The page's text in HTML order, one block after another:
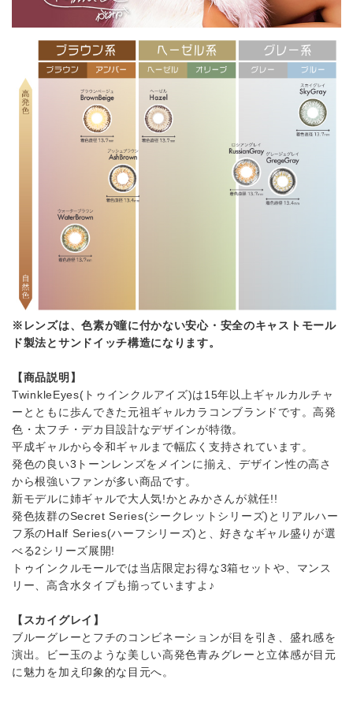
※レンズは、色素が瞳に付かない安心・安全のキャストモール
ド製法とサンドイッチ構造になります。
【商品説明】
TwinkleEyes(トゥインクルアイズ)は15年以上ギャルカルチャ
ーとともに歩んできた元祖ギャルカラコンブランドです。高発
色・太フチ・デカ目設計なデザインが特徴。
平成ギャルから令和ギャルまで幅広く支持されています。
発色の良い3トーンレンズをメインに揃え、デザイン性の高さ
から根強いファンが多い商品です。
新モデルに姉ギャルで大人気!かとみかさんが就任!!
発色抜群のSecret Series(シークレットシリーズ)とリアルハー
フ系のHalf Series(ハーフシリーズ)と、好きなギャル盛りが選
べる2シリーズ展開!
トゥインクルモールでは当店限定お得な3箱セットや、マンス
リー、高含水タイプも揃っていますよ♪
【スカイグレイ】
ブルーグレーとフチのコンビネーションが目を引き、盛れ感を
演出。ビー玉のような美しい高発色青みグレーと立体感が目元
に魅力を加え印象的な目元へ。